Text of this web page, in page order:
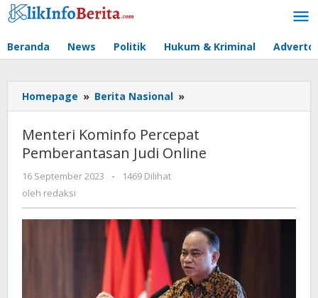
Lewati
ke
Beranda News Politik Hukum & Kriminal
Homepage » Berita Nasional »
Kominfo
Pemberantasan
Judi
Menteri Kominfo Percepat
Pemberantasan Judi Online
16 September 2023
oleh
-
1469 Dilihat
oleh redaksi